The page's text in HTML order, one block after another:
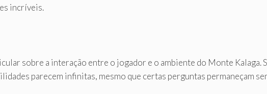
incríveis.
sobre a interação entre o jogador e o ambiente do Monte Kalaga.
parecem infinitas, mesmo que certas perguntas permaneçam